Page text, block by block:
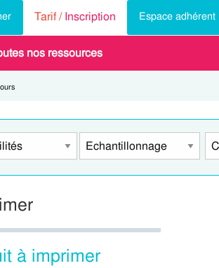
Tarif /Inscription Espace adhérent
nos ressources
à imprimer